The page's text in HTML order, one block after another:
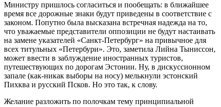
Министру пришлось согласиться и пообещать: в ближайшее
время все дорожные знаки будут приведены в соответствие с
законом. Попутно была высказана встречная надежда на то,
что уважаемые представители оппозиции не будут настаивать
на замене указателей «Санкт-Петербург» на привычное для
всех титульных «Петербури». Это, заметила Лийна Тыниссон,
может ввести в заблуждение иностранных туристов,
путешествующих по дорогам Эстонии. Ну, в дискуссионном
запале (как-никак выборы на носу) мелькнули эстонский
Пихква и русский Псков. Но это так, к слову.
Желание разложить по полочкам тему принципиальной